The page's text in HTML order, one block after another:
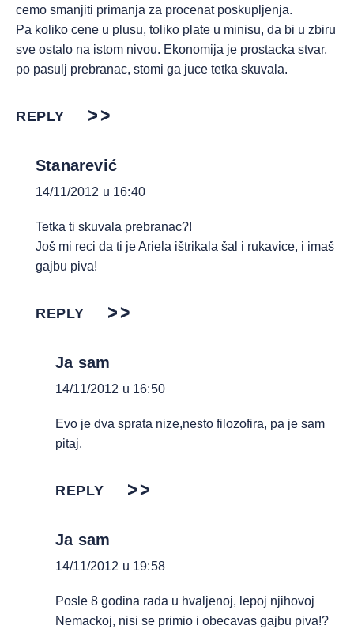
cemo smanjiti primanja za procenat poskupljenja.
Pa koliko cene u plusu, toliko plate u minisu, da bi u zbiru
sve ostalo na istom nivou. Ekonomija je prostacka stvar,
po pasulj prebranac, stomi ga juce tetka skuvala.
REPLY
Stanarević
14/11/2012 u 16:40
Tetka ti skuvala prebranac?!
Još mi reci da ti je Ariela ištrikala šal i rukavice, i imaš
gajbu piva!
REPLY
Ja sam
14/11/2012 u 16:50
Evo je dva sprata nize,nesto filozofira, pa je sam
pitaj.
REPLY
Ja sam
14/11/2012 u 19:58
Posle 8 godina rada u hvaljenoj, lepoj njihovoj
Nemackoj, nisi se primio i obecavas gajbu piva!?